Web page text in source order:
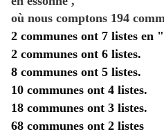
où nous comptons 194
2 communes ont 7 listes en
2 communes ont 6 listes.
8 communes ont 5 listes.
10 communes ont 4 listes.
18 communes ont 3 listes.
68 communes ont 2 listes